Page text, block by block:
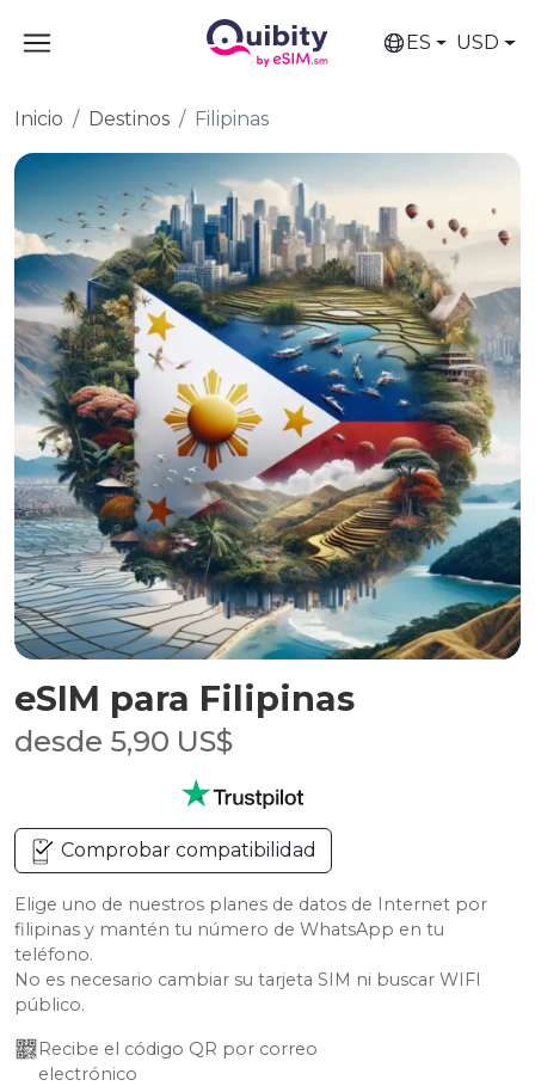
ES USD
Inicio Destinos Filipinas
eSIM para Filipinas
desde 5,90 US$
Comprobar compatibilidad
Elige uno de nuestros planes de datos de Internet por
filipinas y mantén tu número de WhatsApp en tu
teléfono.
No es necesario cambiar su tarjeta SIM ni buscar WIFI
público.
Recibe el código QR por correo
electrónico